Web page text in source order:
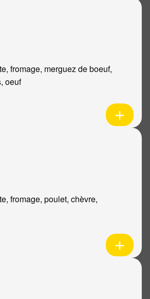
fromage, merguez de boeuf,
oeuf
fromage, poulet, chèvre,